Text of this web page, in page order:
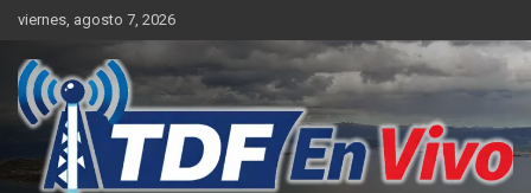
Skip
content
viernes, agosto 7, 2026